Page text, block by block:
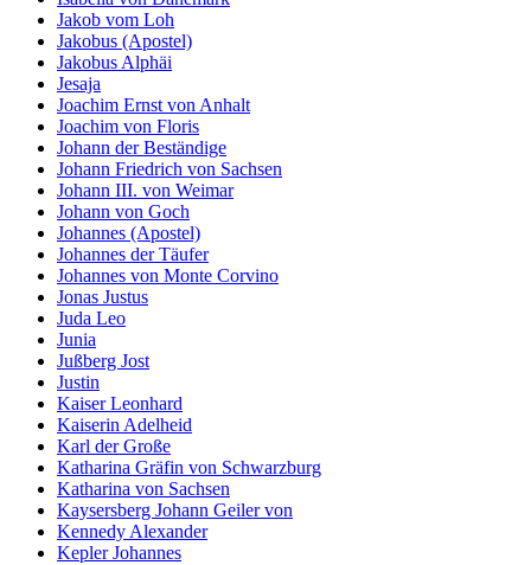
Jakob vom Loh
Jakobus (Apostel)
Jakobus Alphäi
Jesaja
Joachim Ernst von Anhalt
Joachim von Floris
Johann der Beständige
Johann Friedrich von Sachsen
Johann III. von Weimar
Johann von Goch
Johannes (Apostel)
Johannes der Täufer
Johannes von Monte Corvino
Jonas Justus
Juda Leo
Junia
Jußberg Jost
Justin
Kaiser Leonhard
Kaiserin Adelheid
Karl der Große
Katharina Gräfin von Schwarzburg
Katharina von Sachsen
Kaysersberg Johann Geiler von
Kennedy Alexander
Kepler Johannes